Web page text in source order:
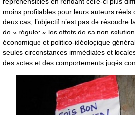
moins profitables pour leurs auteurs réels
deux cas, l’objectif n’est pas de résoudre
de « réguler » les effets de sa non
économique et politico-idéologique
seules circonstances immédiates et
des actes et des comportements jugés